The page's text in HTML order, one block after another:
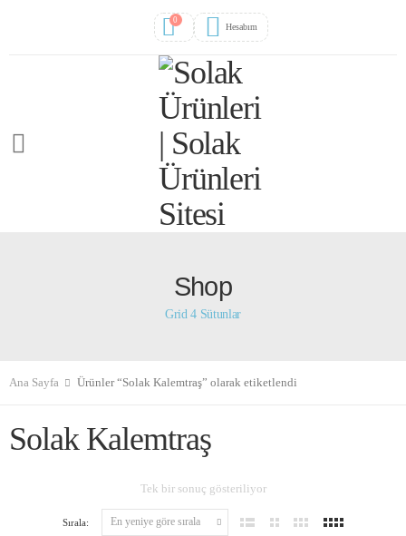
0
Hesabım
Shop
Grid 4 Sütunlar
Ana Sayfa Ürünler “Solak Kalemtraş” olarak etiketlendi
Solak Kalemtraş
Tek bir sonuç gösteriliyor
Sırala: